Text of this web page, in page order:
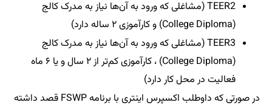
TEER2 (مشاغلی که ورود به آن‌ها نیاز به مدرک کالج
(College Diploma) و کارآموزی ۲ ساله دارد)
TEER3 (مشاغلی که ورود به آن‌ها نیاز به مدرک کالج
(College Diploma) ، کارآموزی کم‌تر از ۲ سال و یا ۶ ماه
فعالیت در محل کار دارد)
در صورتی که داوطلب اکسپرس اینتری با برنامه FSWP قصد داشته